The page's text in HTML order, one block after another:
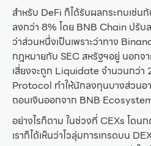
สำหรับ DeFi ก็ได้รับผลกระทบเช่
ลงกว่า 8% โดย BNB Chain ปรั
ว่าส่วนหนึ่งเป็นเพราะว่าทาง
กฎหมายกับ SEC สหรัฐฯอยู่ นอกจ
เสี่ยงจะถูก Liquidate จำนวนกว่า
Protocol ทำให้นักลงทุนบางส่วนอ
ถอนเงินออกจาก BNB
อย่างไรก็ตาม ในช่วงที่ CEXs โด
เราก็ได้เห็นว่าโวลุ่มการเทรดบน